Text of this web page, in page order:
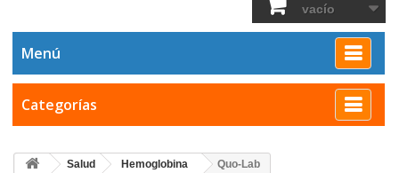
vacío
Menú
Categorías
Salud Hemoglobina Quo-Lab